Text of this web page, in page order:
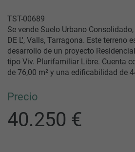
TST-00689
Se vende Suelo Urbano
DE L', Valls, Tarragona. Este terreno
desarrollo de un proyecto
tipo Viv. Plurifamiliar Libre. Cuenta
de 76,00 m² y una edificabilidad de
Precio
40.250 €